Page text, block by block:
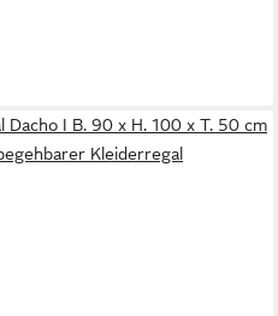
I B. 90 x H. 100 x T. 50 cm
Kleiderregal